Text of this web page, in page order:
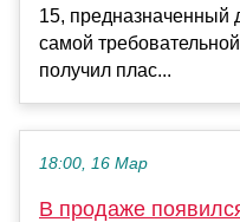
15, предназначенный
самой
получил плас...
18:00, 16 Мар
В продаже